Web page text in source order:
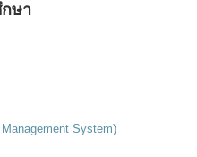
ษา
System)